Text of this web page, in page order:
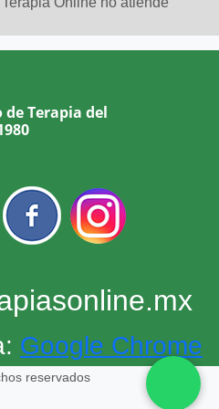
En General
de Terapia del
Google Chrome
reservados